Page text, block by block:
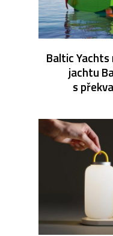
Baltic
jachtu
s